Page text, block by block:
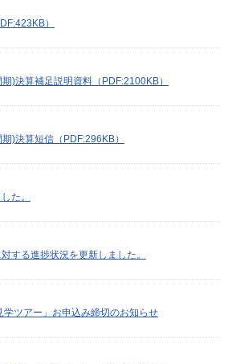
）
)決算補足説明資料（PDF:2100KB）
)決算短信（PDF:296KB）
た。
する進捗状況を更新しました。
学ツアー」お申込み締切のお知らせ